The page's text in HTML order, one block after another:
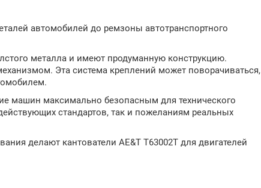
автомобилей до ремзоны автотранспортного
металла и имеют продуманную конструкцию.
Эта система креплений может поворачиваться,
машин максимально безопасным для технического
стандартов, так и пожеланиям реальных
делают кантователи AE&T T63002T для двигателей